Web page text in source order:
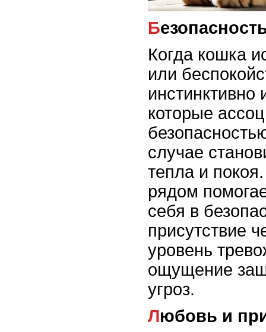
Когда кошка
или
инстинктивно
которые
случае
тепла и
рядом
себя в
присутствие
уровень
ощущение
угроз.
Любовь и